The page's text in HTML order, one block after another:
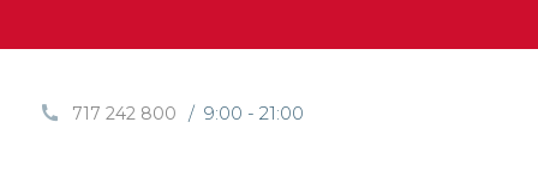
717 242 800 / 9:00 - 21:00